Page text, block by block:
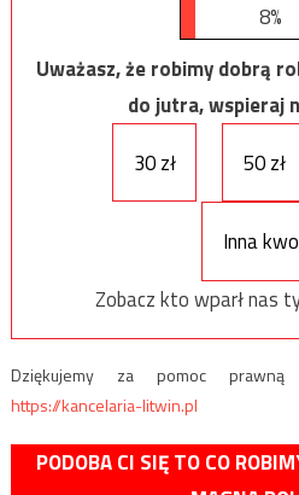
8%
Uważasz, że robimy dobrą
do jutra, wspieraj
30 zł
50 zł
Inna
Zobacz kto wparł nas
Dziękujemy za pomoc prawną
https://kancelaria-litwin.pl
PODOBA CI SIĘ TO CO